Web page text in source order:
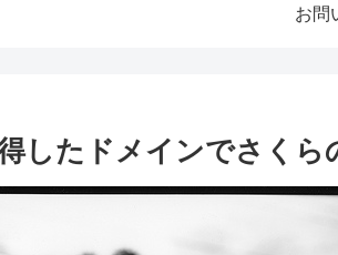
お問
したドメインでさく